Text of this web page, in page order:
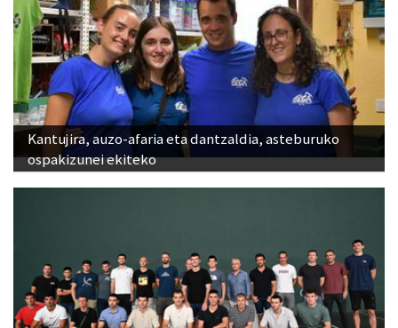
Kantujira, auzo-afaria eta dantzaldia, asteburuko